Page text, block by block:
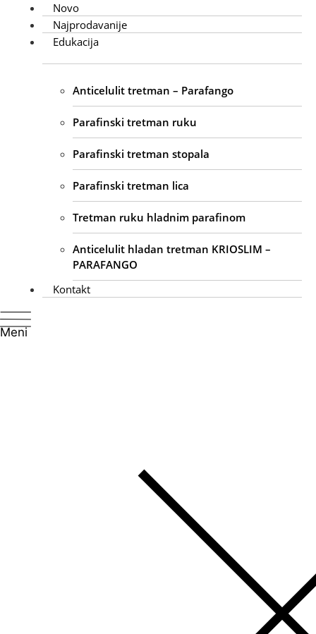
Novo
Najprodavanije
Edukacija
Anticelulit tretman – Parafango
Parafinski tretman ruku
Parafinski tretman stopala
Parafinski tretman lica
Tretman ruku hladnim parafinom
Anticelulit hladan tretman KRIOSLIM –
PARAFANGO
Kontakt